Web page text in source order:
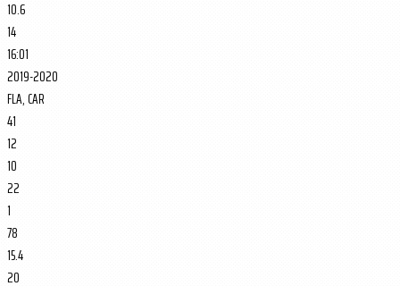
10.6
14
16:01
2019-2020
FLA, CAR
41
12
10
22
1
78
15.4
20